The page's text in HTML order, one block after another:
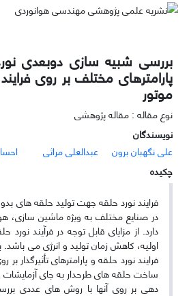
بررسی شبیه سازی دوبعدی
پارامترهای مختلف بر روی
موتور
نوع مقاله : مقاله پژوهشی
نویسندگان
علی نگهبان برون
عبدالعلی مراثی
چکیده
فرایند نورد حلقه جهت تولید حلقه­ های
در صنایع مختلف به ویژه ماشین­ سازی،
دارد. از مزایای قابل توجه در فرآیند
اولیه، کاهش زمان تولید و انرژی می­
فرایند نورد حلقه و پارامتر­های تأثیرگذار
دهی بر روی آن­ها با روش­ های عددی